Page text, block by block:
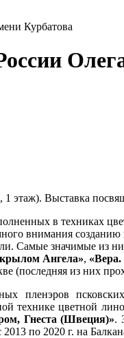
Курбатова
этаж). Выставка
в техниках
внимания
Самые значимые из
Ангела»,
(последняя из них
пленэров
технике цветной
Гнеста (Швеция)».
по 2020 г. на